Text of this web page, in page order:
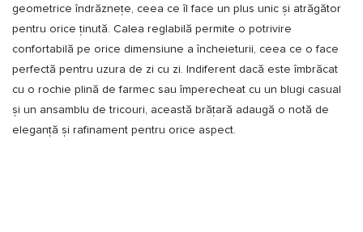
geometrice îndrăznețe, ceea ce îl face un plus unic și atrăgător
pentru orice ținută. Calea reglabilă permite o potrivire
confortabilă pe orice dimensiune a încheieturii, ceea ce o face
perfectă pentru uzura de zi cu zi. Indiferent dacă este îmbrăcat
cu o rochie plină de farmec sau împerecheat cu un blugi casual
și un ansamblu de tricouri, această brățară adaugă o notă de
eleganță și rafinament pentru orice aspect.